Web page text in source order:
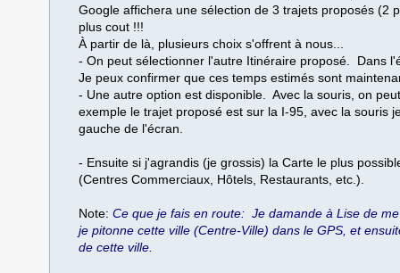
​Google affichera une sélection de 3 trajets proposés (2
plus cout !!!
​À partir de là, plusieurs choix s'offrent à nous...
​- On peut sélectionner l'autre Itinéraire proposé. Dans
Je peux confirmer que ces temps estimés sont
- Une autre option est disponible. Avec la souris, on
exemple le trajet proposé est sur la I-95, avec la souris
gauche de l'écran.
- Ensuite si j'agrandis (je grossis) la Carte le plus
(Centres Commerciaux, Hôtels, Restaurants, etc.).
Note: Ce que je fais en route: Je damande à Lise de
je pitonne cette ville (Centre-Ville) dans le GPS, et
de cette ville.